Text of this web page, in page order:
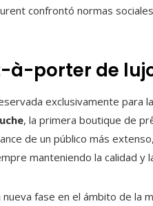
confrontó normas
à-porter de
exclusivamente para
, la primera boutique de
de un público más
manteniendo la calidad y
fase en el ámbito de la